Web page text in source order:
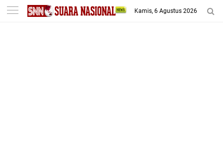
-->
Kamis, 6 Agustus 2026